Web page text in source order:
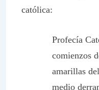
católica:
Profecía
comienzos
amarillas
medio